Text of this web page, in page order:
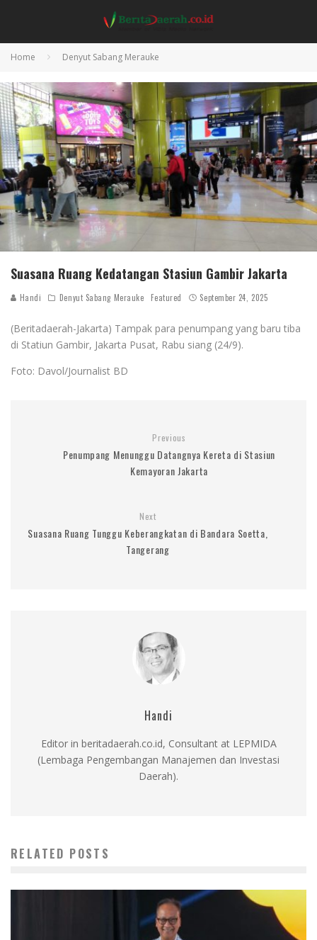
Home Denyut Sabang Merauke
Suasana Ruang Kedatangan Stasiun Gambir Jakarta
Handi Denyut Sabang Merauke Featured September 24, 2025
(Beritadaerah-Jakarta) Tampak para penumpang yang baru tiba
di Statiun Gambir, Jakarta Pusat, Rabu siang (24/9).
Foto: Davol/Journalist BD
Previous
Penumpang Menunggu Datangnya Kereta di Stasiun
Kemayoran Jakarta
Next
Suasana Ruang Tunggu Keberangkatan di Bandara Soetta,
Tangerang
Handi
Editor in beritadaerah.co.id, Consultant at LEPMIDA
(Lembaga Pengembangan Manajemen dan Investasi
Daerah).
RELATED POSTS